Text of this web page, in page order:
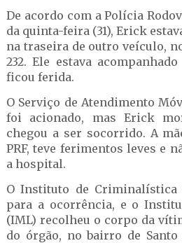
De acordo com a Polícia
da quinta-feira (31), Erick
na traseira de outro veículo,
232. Ele estava
ficou ferida.
O Serviço de Atendimento
foi acionado, mas Erick
chegou a ser socorrido. A
PRF, teve ferimentos leves e
a hospital.
O Instituto de Criminalística
para a ocorrência, e o
(IML) recolheu o corpo da
do órgão, no bairro de